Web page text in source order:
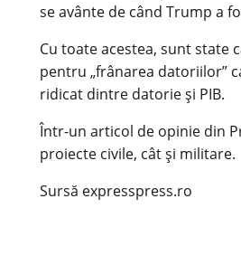
se avânte de când Trump a
Cu toate acestea, sunt state
pentru „frânarea datoriilor”
ridicat dintre datorie și PIB.
Într-un articol de opinie din
proiecte civile, cât și militare.
Sursă expresspress.ro